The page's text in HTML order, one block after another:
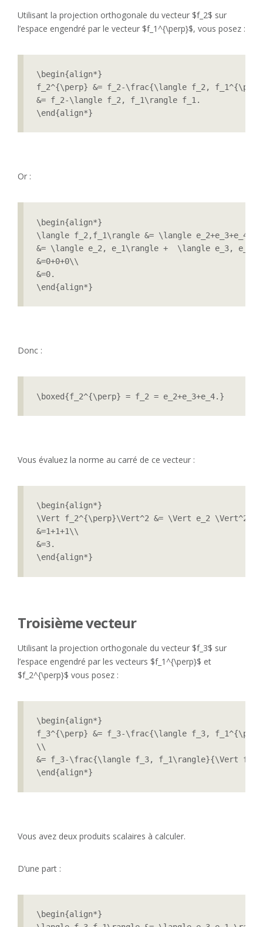
Utilisant la projection orthogonale du vecteur $f_2$ sur
l’espace engendré par le vecteur $f_1^{\perp}$, vous posez :
\begin{align*}
f_2^{\perp} &= f_2-\frac{\langle f_2,
&= f_2-\langle f_2, f_1\rangle f_1.
Or :
\begin{align*}
\langle f_2,f_1\rangle &= \langle e_2+e_3+e_4,
&= \langle e_2, e_1\rangle +  \langle e_3,
&=0+0+0\\
&=0.
Donc :
\boxed{f_2^{\perp} = f_2 = e_2+e_3+e_4.}
Vous évaluez la norme au carré de ce vecteur :
\begin{align*}
\Vert f_2^{\perp}\Vert^2 &= \Vert e_2 \Vert^2+
&=1+1+1\\
&=3.
\end{align*}
Troisième vecteur
Utilisant la projection orthogonale du vecteur $f_3$ sur
l’espace engendré par les vecteurs $f_1^{\perp}$ et
$f_2^{\perp}$ vous posez :
\begin{align*}
f_3^{\perp} &= f_3-\frac{\langle f_3,
\\
&= f_3-\frac{\langle f_3, f_1\rangle}{\Vert
Vous avez deux produits scalaires à calculer.
D’une part :
\begin{align*}